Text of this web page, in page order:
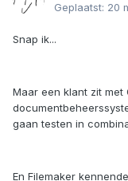
Geplaatst: 20
Snap ik...
Maar een klant zit met
gaan testen in
En Filemaker